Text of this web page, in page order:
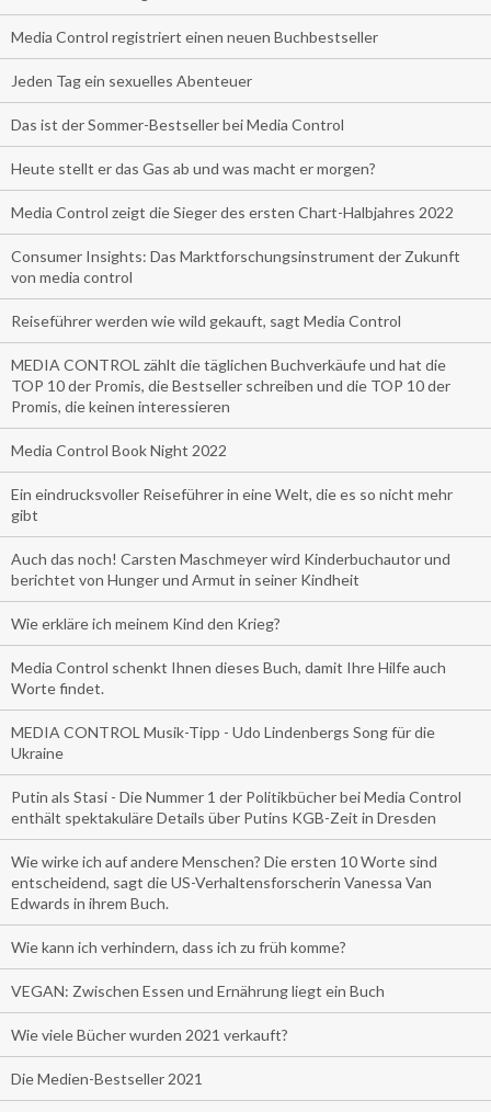
Media Control registriert einen neuen Buchbestseller
Jeden Tag ein sexuelles Abenteuer
Das ist der Sommer-Bestseller bei Media Control
Heute stellt er das Gas ab und was macht er morgen?
Media Control zeigt die Sieger des ersten Chart-Halbjahres 2022
Consumer Insights: Das Marktforschungsinstrument der Zukunft
von media control
Reiseführer werden wie wild gekauft, sagt Media Control
MEDIA CONTROL zählt die täglichen Buchverkäufe und hat die
TOP 10 der Promis, die Bestseller schreiben und die TOP 10 der
Promis, die keinen interessieren
Media Control Book Night 2022
Ein eindrucksvoller Reiseführer in eine Welt, die es so nicht mehr
gibt
Auch das noch! Carsten Maschmeyer wird Kinderbuchautor und
berichtet von Hunger und Armut in seiner Kindheit
Wie erkläre ich meinem Kind den Krieg?
Media Control schenkt Ihnen dieses Buch, damit Ihre Hilfe auch
Worte findet.
MEDIA CONTROL Musik-Tipp - Udo Lindenbergs Song für die
Ukraine
Putin als Stasi - Die Nummer 1 der Politikbücher bei Media Control
enthält spektakuläre Details über Putins KGB-Zeit in Dresden
Wie wirke ich auf andere Menschen? Die ersten 10 Worte sind
entscheidend, sagt die US-Verhaltensforscherin Vanessa Van
Edwards in ihrem Buch.
Wie kann ich verhindern, dass ich zu früh komme?
VEGAN: Zwischen Essen und Ernährung liegt ein Buch
Wie viele Bücher wurden 2021 verkauft?
Die Medien-Bestseller 2021